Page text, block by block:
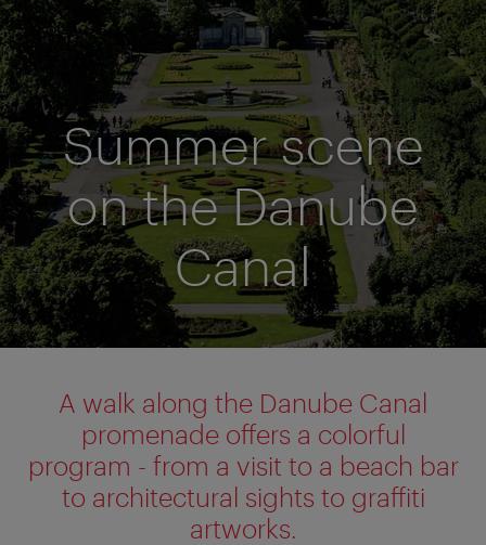
Summer scene
on the Danube
Canal
A walk along the Danube Canal
promenade offers a colorful
program - from a visit to a beach bar
to architectural sights to graffiti
artworks.